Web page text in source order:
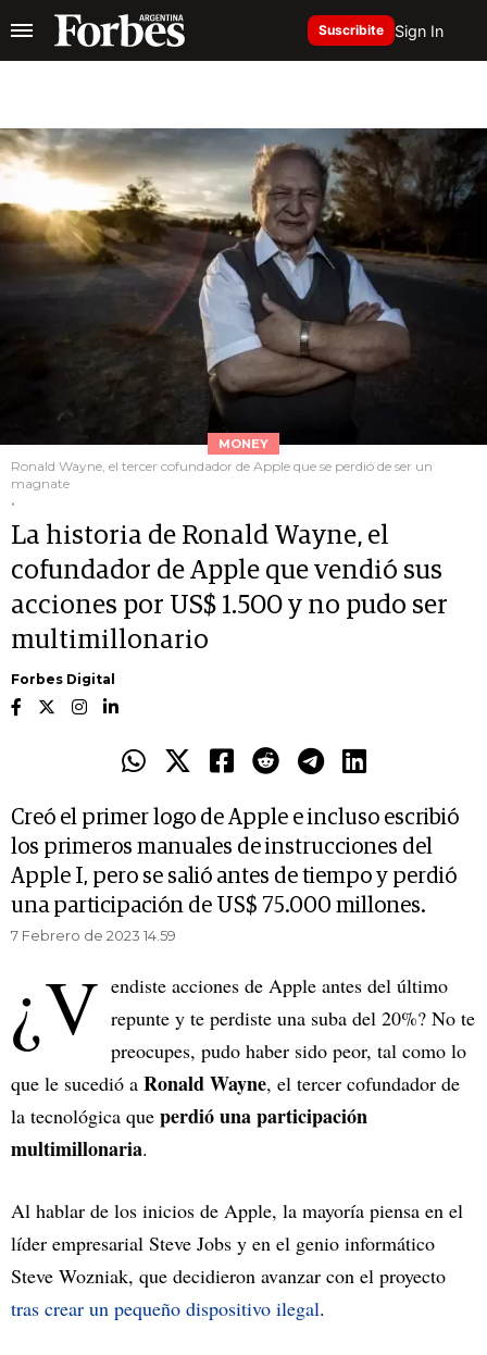
Suscribite Sign In
MONEY
Ronald Wayne, el tercer cofundador de Apple que se perdió de ser un
magnate
.
La historia de Ronald Wayne, el
cofundador de Apple que vendió sus
acciones por US$ 1.500 y no pudo ser
multimillonario
Forbes Digital
Creó el primer logo de Apple e incluso escribió
los primeros manuales de instrucciones del
Apple I, pero se salió antes de tiempo y perdió
una participación de US$ 75.000 millones.
7 Febrero de 2023 14.59
¿V endiste acciones de Apple antes del último
repunte y te perdiste una suba del 20%? No te
preocupes, pudo haber sido peor, tal como lo
que le sucedió a Ronald Wayne, el tercer cofundador de
la tecnológica que perdió una participación
multimillonaria.
Al hablar de los inicios de Apple, la mayoría piensa en el
líder empresarial Steve Jobs y en el genio informático
Steve Wozniak, que decidieron avanzar con el proyecto
tras crear un pequeño dispositivo ilegal.